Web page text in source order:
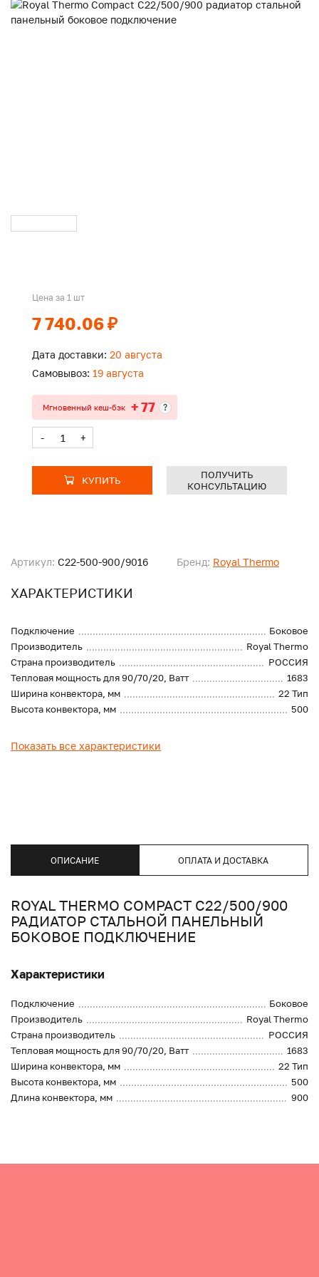
Артикул: C22-500-900/9016 Бренд: Royal Thermo
ХАРАКТЕРИСТИКИ
Подключение
Боковое
Производитель
Royal Thermo
Страна производитель
РОССИЯ
Тепловая мощность для 90/70/20, Ватт
1683
Ширина конвектора, мм
22 Тип
Высота конвектора, мм
500
Показать все характеристики
Цена за 1 шт
7 740.06 ₽
Дата доставки: 20 августа
Самовывоз: 19 августа
Мгновенный кеш-бэк + 77 ?
- +
КУПИТЬ
ПОЛУЧИТЬ
КОНСУЛЬТАЦИЮ
ОПИСАНИЕ ОПЛАТА И ДОСТАВКА
ROYAL THERMO COMPACT C22/500/900
РАДИАТОР СТАЛЬНОЙ ПАНЕЛЬНЫЙ
БОКОВОЕ ПОДКЛЮЧЕНИЕ
Характеристики
Подключение
Боковое
Производитель
Royal Thermo
Страна производитель
РОССИЯ
Тепловая мощность для 90/70/20, Ватт
1683
Ширина конвектора, мм
22 Тип
Высота конвектора, мм
500
Длина конвектора, мм
900